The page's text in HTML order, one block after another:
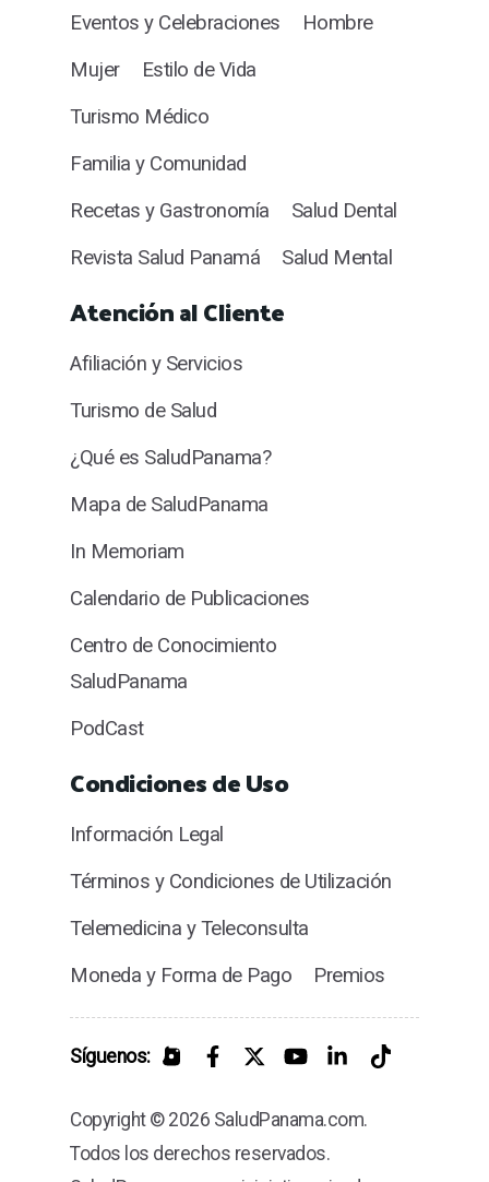
Eventos y Celebraciones
Hombre
Mujer
Estilo de Vida
Turismo Médico
Familia y Comunidad
Recetas y Gastronomía
Salud Dental
Revista Salud Panamá
Salud Mental
Atención al Cliente
Afiliación y Servicios
Turismo de Salud
¿Qué es SaludPanama?
Mapa de SaludPanama
In Memoriam
Calendario de Publicaciones
Centro de Conocimiento
SaludPanama
PodCast
Condiciones de Uso
Información Legal
Términos y Condiciones de Utilización
Telemedicina y Teleconsulta
Moneda y Forma de Pago
Premios
Síguenos:
Copyright © 2026 SaludPanama.com.
Todos los derechos reservados.